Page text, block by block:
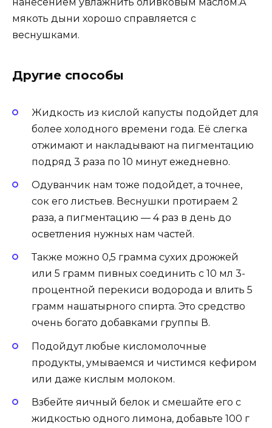
мякоть дыни хорошо справляется с
веснушками.
Другие способы
Жидкость из кислой капусты подойдет для
более холодного времени года. Её слегка
отжимают и накладывают на пигментацию
подряд 3 раза по 10 минут ежедневно.
Одуванчик нам тоже подойдет, а точнее,
сок его листьев. Веснушки протираем 2
раза, а пигментацию — 4 раз в день до
осветления нужных нам частей.
Также можно 0,5 грамма сухих дрожжей
или 5 грамм пивных соединить с 10 мл 3-
процентной перекиси водорода и влить 5
грамм нашатырного спирта. Это средство
очень богато добавками группы В.
Подойдут любые кисломолочные
продукты, умываемся и чистимся кефиром
или даже кислым молоком.
Взбейте яичный белок и смешайте его с
жидкостью одного лимона, добавьте 100 г